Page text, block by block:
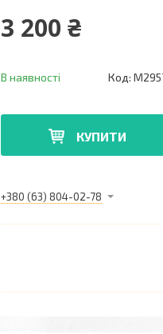
3 200 ₴
В наявності Код:
КУПИТИ
+380 (63) 804-02-78